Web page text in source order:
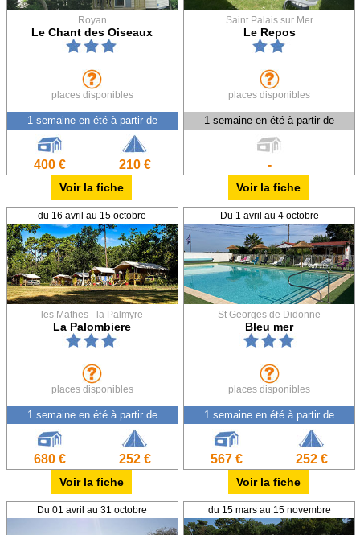
Royan
Le Chant des Oiseaux
places disponibles
1 semaine en été à partir de
400 € 210 €
Voir la fiche
Saint Palais sur Mer
Le Repos
places disponibles
1 semaine en été à partir de
-
Voir la fiche
du 16 avril au 15 octobre
les Mathes - la Palmyre
La Palombiere
places disponibles
1 semaine en été à partir de
680 € 252 €
Voir la fiche
Du 1 avril au 4 octobre
St Georges de Didonne
Bleu mer
places disponibles
1 semaine en été à partir de
567 € 252 €
Voir la fiche
Du 01 avril au 31 octobre du 15 mars au 15 novembre